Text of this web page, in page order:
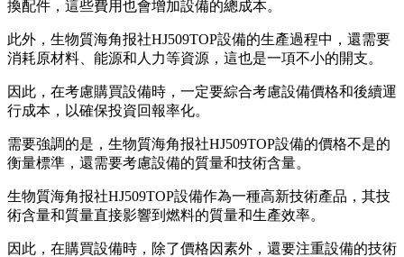
換配件，這些費用也會增加設備的總成本。
此外，生物質海角报社HJ509TOP設備的生產過程中，還需要
消耗原材料、能源和人力等資源，這也是一項不小的開支。
因此，在考慮購買設備時，一定要綜合考慮設備價格和後續運
行成本，以確保投資回報率化。
需要強調的是，生物質海角报社HJ509TOP設備的價格不是的
衡量標準，還需要考慮設備的質量和技術含量。
生物質海角报社HJ509TOP設備作為一種高新技術產品，其技
術含量和質量直接影響到燃料的質量和生產效率。
因此，在購買設備時，除了價格因素外，還要注重設備的技術